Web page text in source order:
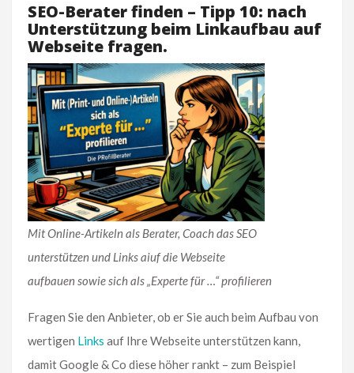
SEO-Berater finden – Tipp 10: nach
Unterstützung beim Linkaufbau auf
Webseite fragen.
Mit Online-Artikeln als Berater, Coach das SEO
unterstützen und Links aiuf die Webseite
aufbauen sowie sich als „Experte für …“ profilieren
Fragen Sie den Anbieter, ob er Sie auch beim Aufbau von
wertigen Links auf Ihre Webseite unterstützen kann,
damit Google & Co diese höher rankt – zum Beispiel